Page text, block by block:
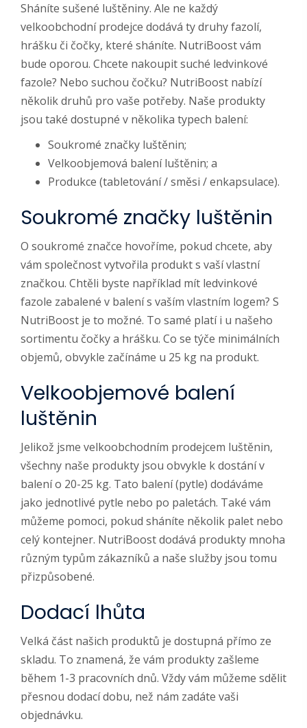
Sháníte sušené luštěniny. Ale ne každý
velkoobchodní prodejce dodává ty druhy fazolí,
hrášku či čočky, které sháníte. NutriBoost vám
bude oporou. Chcete nakoupit suché ledvinkové
fazole? Nebo suchou čočku? NutriBoost nabízí
několik druhů pro vaše potřeby. Naše produkty
jsou také dostupné v několika typech balení:
Soukromé značky luštěnin;
Velkoobjemová balení luštěnin; a
Produkce (tabletování / směsi / enkapsulace).
Soukromé značky luštěnin
O soukromé značce hovoříme, pokud chcete, aby
vám společnost vytvořila produkt s vaší vlastní
značkou. Chtěli byste například mít ledvinkové
fazole zabalené v balení s vaším vlastním logem? S
NutriBoost je to možné. To samé platí i u našeho
sortimentu čočky a hrášku. Co se týče minimálních
objemů, obvykle začínáme u 25 kg na produkt.
Velkoobjemové balení
luštěnin
Jelikož jsme velkoobchodním prodejcem luštěnin,
všechny naše produkty jsou obvykle k dostání v
balení o 20-25 kg. Tato balení (pytle) dodáváme
jako jednotlivé pytle nebo po paletách. Také vám
můžeme pomoci, pokud sháníte několik palet nebo
celý kontejner. NutriBoost dodává produkty mnoha
různým typům zákazníků a naše služby jsou tomu
přizpůsobené.
Dodací lhůta
Velká část našich produktů je dostupná přímo ze
skladu. To znamená, že vám produkty zašleme
během 1-3 pracovních dnů. Vždy vám můžeme sdělit
přesnou dodací dobu, než nám zadáte vaši
objednávku.